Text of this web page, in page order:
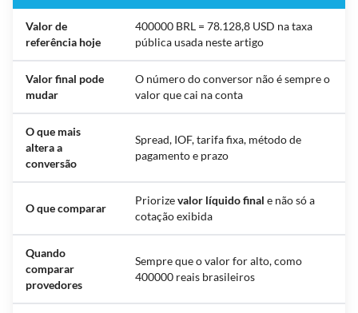
Valor de
referência hoje
400000 BRL = 78.128,8 USD na taxa
pública usada neste artigo
Valor final pode
mudar
O número do conversor não é sempre o
valor que cai na conta
O que mais
altera a
conversão
Spread, IOF, tarifa fixa, método de
pagamento e prazo
O que comparar
Priorizevalor líquido final e não só a
cotação exibida
Quando
comparar
provedores
Sempre que o valor for alto, como
400000 reais brasileiros